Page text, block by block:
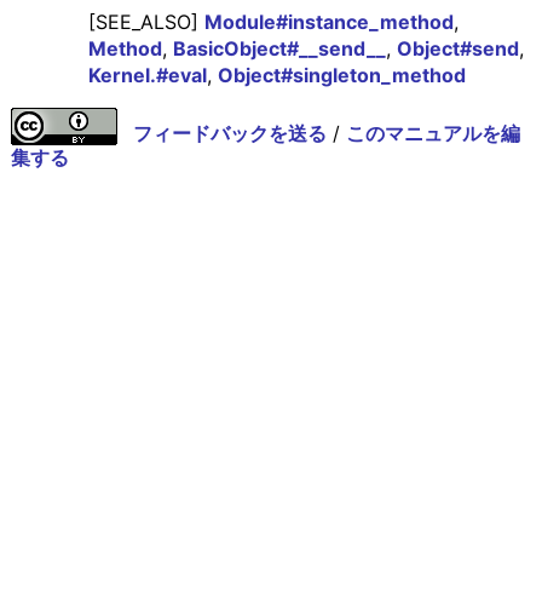
[SEE_ALSO] Module#instance_method,
Method, BasicObject#__send__ , Object#send,
Kernel.#eval, Object#singleton_method
フィードバックを送る / このマニュアルを編
集する